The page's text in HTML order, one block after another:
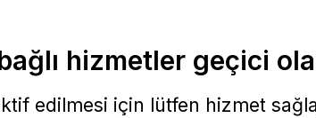
hizmetler geçici
edilmesi için lütfen hizmet